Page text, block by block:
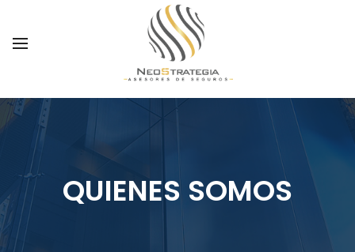
QUIENES SOMOS